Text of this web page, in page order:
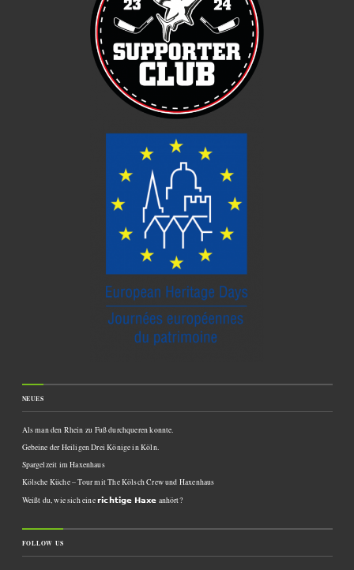
NEUES
Als man den Rhein zu Fuß durchqueren konnte.
Gebeine der Heiligen Drei Könige in Köln.
Spargelzeit im Haxenhaus
Kölsche Küche – Tour mit The Kölsch Crew und Haxenhaus
Weißt du, wie sich eine 𝗿𝗶𝗰𝗵𝘁𝗶𝗴𝗲 𝗛𝗮𝘅𝗲 anhört?
FOLLOW US